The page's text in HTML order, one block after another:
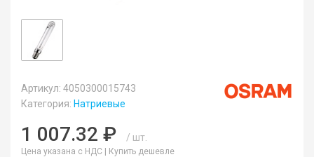
Артикул: 4050300015743
Категория: Натриевые
1 007.32 ₽ / шт.
Цена указана с НДС | Купить дешевле